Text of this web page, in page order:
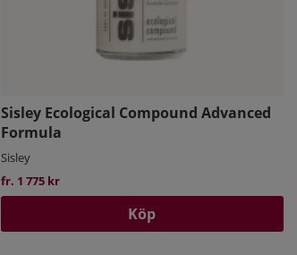
Sisley Ecological Compound Advanced
Formula
Sisley
fr. 1 775 kr
Köp